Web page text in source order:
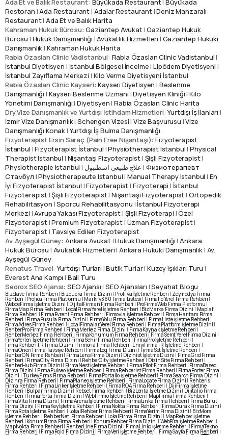
Ada Et ve Balık Restaurant: Büyükada Restaurant|Büyükada
Restoran |Ada Restaurant| Adalar Restaurant|Deniz Manzaralı
Restaurant| Ada Et ve Balık Harita
Kahraman Hukuk Bürosu: Gaziantep Avukat|Gaziantep Hukuk
Bürosu | Hukuk Danışmanlığı |Avukatlık Hizmetleri | Gaziantep Hukuki
Danışmanlık| Kahraman Hukuk Harita
Rabia Özaslan Clinic Vadistanbul: Rabia Özaslan Clinic Vadistanbul|
İstanbul Diyetisyen | İstanbul Bölgesel İncelme|Lipödem Diyetisyeni |
İstanbul Zayıflama Merkezi | Kilo Verme Diyetisyeni İstanbul
Rabia Özaslan Clinic Kayseri: Kayseri Diyetisyen | Beslenme
Danışmanlığı | Kayseri Beslenme Uzmanı |Diyetisyen Kliniği|Kilo
Yönetimi Danışmanlığı|Diyetisyen|Rabia Özaslan Clinic Harita
Dry Vize Danışmanlık ve Yurtdışı İstihdam Hizmetleri: Yurtdışı İş İlanları |
İzmir Vize Danışmanlık|Schengen Vizesi|Vize Başvurusu |Vize
Danışmanlığı Konak|Yurtdışı İş Bulma Danışmanlığı
Fizyoterapist Ersin Saraç (Pain Free Nişantaşı): Fizyoterapist
İstanbul |Fizyoterapist İstanbul |Physiotherapist Istanbul| Physical
Therapist Istanbul | Nişantaşı Fizyoterapist| Şişli Fizyoterapist|
Physiotherapie Istanbul | علاج طبيعي اسطنبول | Физиотерапевт
Стамбул |Physiothérapeute Istanbul| Manual Therapy Istanbul | En
İyi Fizyoterapist İstanbul |Fizyoterapist| Fizyoterapi | İstanbul
Fizyoterapist|Şişli Fizyoterapist| Nişantaşı Fizyoterapist| Ortopedik
Rehabilitasyon |Sporcu Rehabilitasyonu | İstanbul Fizyoterapi
Merkezi |Avrupa Yakası Fizyoterapist| Şişli Fizyoterapi |Özel
Fizyoterapist|Premium Fizyoterapist| Uzman Fizyoterapist|
Fizyoterapist| Tavsiye Edilen Fizyoterapist
Av. Ayşegül Güney: Ankara Avukat|Hukuk Danışmanlığı|Ankara
Hukuk Bürosu | Avukatlık Hizmetleri| Ankara Hukuki Danışmanlık| Av.
Ayşegül Güney
Renatus Travel: Yurtdışı Turları |Butik Turlar|Kuzey Işıkları Turu |
Everest Ana Kampı | Bali Turu
Seorox SEO Ajansı: SEO Ajansı| SEO Ajansları |Seyahat Blogu
Bizclave Firma Rehberi | Bizquora Firma Dizini | Profilya İşletme Rehberi | Zeymedya Firma
Rehberi | Profica Firma Platformu | Markify360 Firma Listesi | Firmalio Yerel Firma Rehberi |
WebdeFirma İşletme Dizini | DijitalFirman Firma Rehberi | ProFirmaWeb Firma Platformu |
FirmaMap Firma Rehberi | LocalFirma Yerel İşletme Rehberi | BizMarka Firma Dizini | Maplafi
Firma Rehberi | FirmaEvreni Firma Rehberi |Firmovia İşletme Rehberi | FirmaHaritam Firma
Rehberi | FirmaPusula Firma Dizini | FirmaYolu Firma Rehberi | FirmaListe İşletme Rehberi |
FirmaAdres Firma Rehberi | LocalFirmalar Yerel Firma Rehberi | FirmaPlatform İşletme Dizini |
RehberPro Firma Rehberi | FirmaMerkez Firma Dizini | FirmaKaynak İşletme Rehberi |
RehberMerkez Firma Rehberi | FirmaKonumum Firma Rehberi | FirmaSemt Yerel Firma Dizini |
FirmaYerleri İşletme Rehberi | FirmaSehir Firma Rehberi | FirmaPro İşletme Rehberi |
FirmaRehberiTR Firma Dizini | Firmoria Firma Rehberi | EniyiFirmaTR İşletme Rehberi |
FirmaOneri Firma Tavsiye Rehberi | FirmaLog Firma Dizini | FirmaSet İşletme Rehberi |
RehberON Firma Rehberi | FirmaLens Firma Dizini | Dizinist İşletme Dizini | FirmaGrid Firma
Rehberi | FirmaCity Firma Dizini | RehberCity İşletme Rehberi| DizinSite Firma Rehberi |
RehberHub Firma Dizini | FirmaNest İşletme Rehberi | FirmaPilot Firma Rehberi | FirmaBaseo
Firma Dizini | FirmaPulseo İşletme Rehberi | FirmaRehberist Firma Rehberi | FirmaPorter Firma
Dizini | TurkeyFirms Firma Rehberi | FirmaPortalio İşletme Rehberi | FirmaSearch Firma Dizini |
Dizinra Firma Rehberi | FirmaPlaneo İşletme Rehberi | FirmaLocate Firma Dizini | Rehberis
Firma Rehberi | FirmaLinker İşletme Rehberi | FirmaROA Firma Rehberi | DijiFirma İşletme
Rehberi | Bulpar Firma Dizini| Rebset Firma Rehberi | BizLenta İşletme Dizini | Dijitalio Firma
Rehberi | FirmaPorta Firma Dizini |WebFirmio İşletme Rehberi | MapFirma Firma Rehberi |
FirmaVita Firma Dizini | FirmaArena İşletme Rehberi | FirmaLinka Firma Rehberi | FirmaBulut
Firma Dizini | FirmaKey İşletme Rehberi | FirmaNokta Firma Rehberi | FirmaDurak Firma Dizini |
FirmaRota İşletme Rehberi | LokalRehber Firma Rehberi | FirmaYerim Firma Dizini | BizMora
İşletme Rehberi | RehberNeti Firma Rehberi | LokalFirma Firma Dizini | MapRehber İşletme
Rehberi | KonumFirma Firma Rehberi | KonumRehber Firma Dizini | WebFira İşletme Rehberi |
MapNokta Firma Rehberi | RehberLine Firma Dizini | FirmaLinko İşletme Rehberi | FirmaTekno
Firma Rehberi | FirmaRoid Firma Dizini | FirmaVeri İşletme Rehberi | FirmaSayfa Firma Rehberi |
Give us a call
Available from 9am to 8pm, Monday to Friday.
0530 236 00 25
Send us a message
Send your message any time you want.
WhatsApp
Our usual reply time:1 Business day